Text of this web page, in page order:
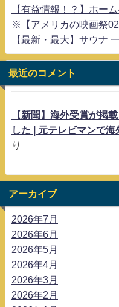
【有益情報！？】ホー
※【アメリカの映画祭
【最新・最大】サウナ
最近のコメント
【新聞】海外受賞が掲
した | 元テレビマンで
り
アーカイブ
2026年7月
2026年6月
2026年5月
2026年4月
2026年3月
2026年2月